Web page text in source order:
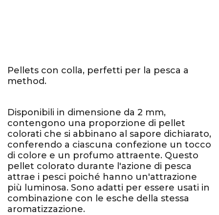
Pellets con colla, perfetti per la pesca a
method.
Disponibili in dimensione da 2 mm,
contengono una proporzione di pellet
colorati che si abbinano al sapore dichiarato,
conferendo a ciascuna confezione un tocco
di colore e un profumo attraente. Questo
pellet colorato durante l'azione di pesca
attrae i pesci poiché hanno un'attrazione
più luminosa. Sono adatti per essere usati in
combinazione con le esche della stessa
aromatizzazione.